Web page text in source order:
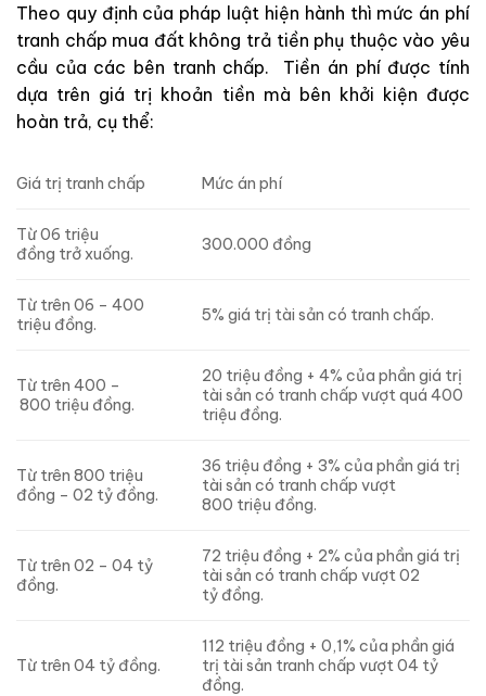
Theo quy định của pháp luật hiện hành thì mức án phí
tranh chấp mua đất không trả tiền phụ thuộc vào yêu
cầu của các bên tranh chấp. Tiền án phí được tính
dựa trên giá trị khoản tiền mà bên khởi kiện được
hoàn trả, cụ thể:
Giá trị tranh chấp Mức án phí
Từ 06 triệu
đồng trở xuống.
300.000 đồng
Từ trên 06 – 400
triệu đồng.
5% giá trị tài sản có tranh chấp.
Từ trên 400 –
800 triệu đồng.
20 triệu đồng + 4% của phần giá trị
tài sản có tranh chấp vượt quá 400
triệu đồng.
Từ trên 800 triệu
đồng – 02 tỷ đồng.
36 triệu đồng + 3% của phần giá trị
tài sản có tranh chấp vượt
800 triệu đồng.
Từ trên 02 – 04 tỷ
đồng.
72 triệu đồng + 2% của phần giá trị
tài sản có tranh chấp vượt 02
tỷ đồng.
Từ trên 04 tỷ đồng.
112 triệu đồng + 0,1% của phần giá
trị tài sản tranh chấp vượt 04 tỷ
đồng.